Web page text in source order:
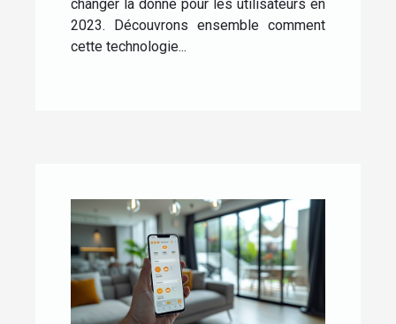
changer la donne pour les utilisateurs en
2023. Découvrons ensemble comment
cette technologie...